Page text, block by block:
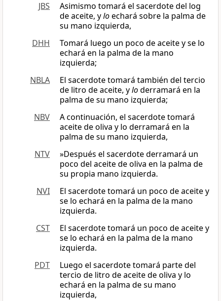
JBS
Asimismo tomará el sacerdote del log
de aceite, yloechará sobre la palma de
su mano izquierda,
DHH
Tomará luego un poco de aceite y se lo
echará en la palma de la mano
izquierda;
NBLA
El sacerdote tomará también del tercio
de litro de aceite, yloderramará en la
palma de su mano izquierda;
NBV
A continuación, el sacerdote tomará
aceite de oliva y lo derramará en la
palma de su mano izquierda,
NTV
»Después el sacerdote derramará un
poco del aceite de oliva en la palma de
su propia mano izquierda.
NVI
El sacerdote tomará un poco de aceite y
se lo echará en la palma de la mano
izquierda.
CST
El sacerdote tomará un poco de aceite y
se lo echará en la palma de la mano
izquierda.
PDT
Luego el sacerdote tomará parte del
tercio de litro de aceite de oliva y lo
echará en la palma de su mano
izquierda,